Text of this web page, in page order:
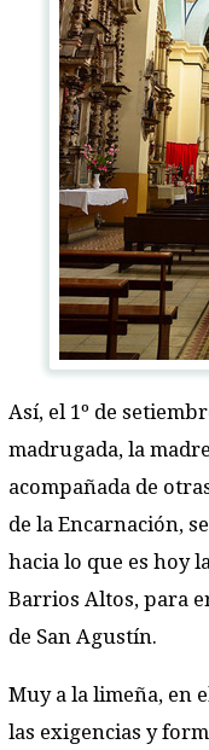
Así, el 1º de
madrugada, la
acompañada de
de la Encarnación,
hacia lo que es hoy
Barrios Altos, para
de San Agustín.
Muy a la limeña, en
las exigencias y